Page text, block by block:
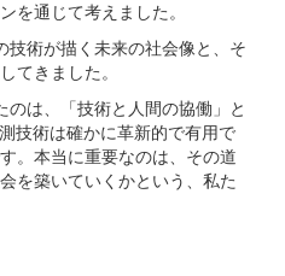
を通じて考えました。
技術が描く未来の社会像と、そ
てきました。
のは、「技術と⼈間の協働」と
技術は確かに⾰新的で有⽤で
。本当に重要なのは、その道
を築いていくかという、私た